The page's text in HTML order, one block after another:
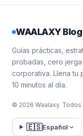
WAALAXY Blog
Guías prácticas,
probadas, cero jerga
corporativa. Llena tu
10 minutos al día.
© 2026 Waalaxy.
🇪🇸Español